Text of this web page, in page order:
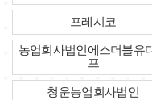
프레시코
농업회사법인에스더블유
프
청운농업회사법인